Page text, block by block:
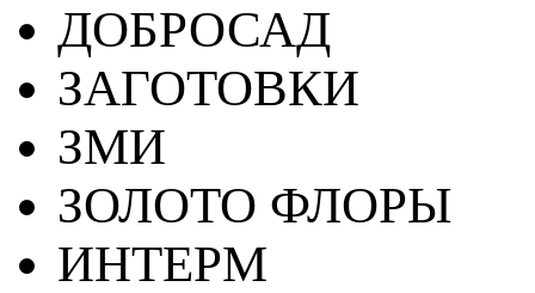
ДОБРОСАД
ЗАГОТОВКИ
ЗМИ
ЗОЛОТО ФЛОРЫ
ИНТЕРМ